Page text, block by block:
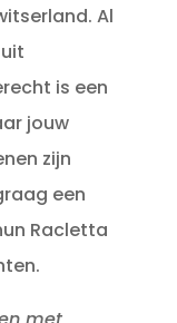
Al
is een
jouw
zijn
een
Racletta